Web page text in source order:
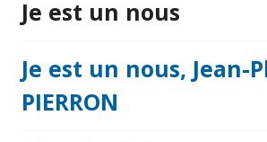
Je est un nous
Je est un nous, Jean-
PIERRON